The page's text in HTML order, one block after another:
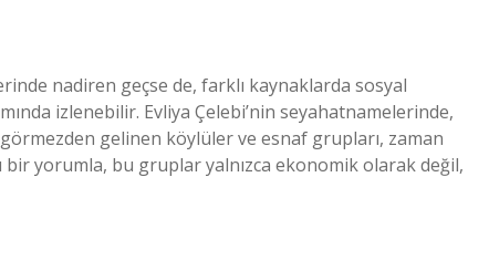
nadiren geçse de, farklı kaynaklarda sosyal
izlenebilir. Evliya Çelebi’nin seyahatnamelerinde,
gelinen köylüler ve esnaf grupları, zaman
yorumla, bu gruplar yalnızca ekonomik olarak değil,